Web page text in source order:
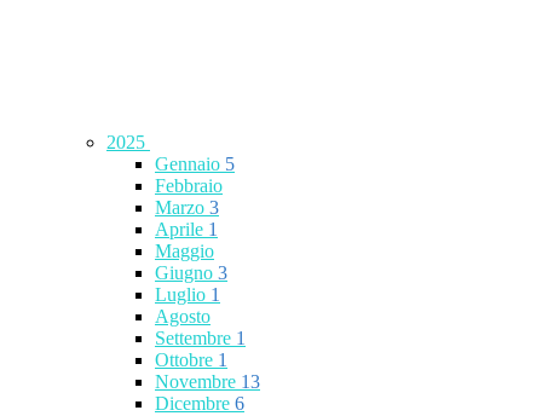
2025
Gennaio 5
Febbraio
Marzo 3
Aprile 1
Maggio
Giugno 3
Luglio 1
Agosto
Settembre 1
Ottobre 1
Novembre 13
Dicembre 6